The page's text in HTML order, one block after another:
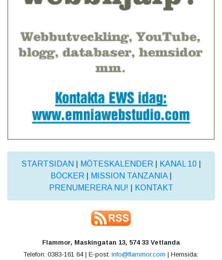
STARTSIDAN MÖTESKALENDER KANAL 10|
BÖCKER
MISSION TANZANIA|
PRENUMERERA NU!
KONTAKT
Flammor, Maskingatan 13, 574 33 Vetlanda
Telefon: 0383-161 64 | E-post: info@flammor.com | Hemsida: